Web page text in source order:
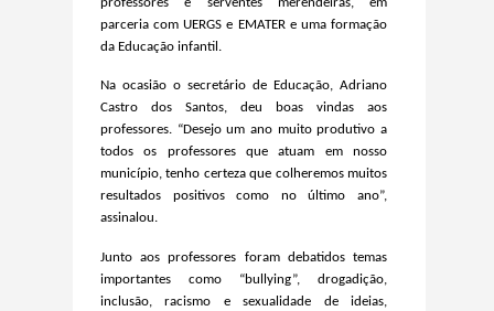
parceria com UERGS e EMATER e uma formação
da Educação infantil.
Na ocasião o secretário de Educação, Adriano
Castro dos Santos, deu boas vindas aos
professores. “Desejo um ano muito produtivo a
todos os professores que atuam em nosso
município,tenho certeza que colheremos muitos
resultados positivos como no último ano”,
assinalou.
Junto aos professores foram debatidos temas
importantes como “bullying”, drogadição,
inclusão, racismo e sexualidade de ideias,